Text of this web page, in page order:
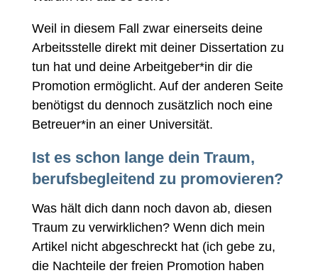
Weil in diesem Fall zwar einerseits deine
Arbeitsstelle direkt mit deiner Dissertation zu
tun hat und deine Arbeitgeber*in dir die
Promotion ermöglicht. Auf der anderen Seite
benötigst du dennoch zusätzlich noch eine
Betreuer*in an einer Universität.
Ist es schon lange dein Traum,
berufsbegleitend zu promovieren?
Was hält dich dann noch davon ab, diesen
Traum zu verwirklichen? Wenn dich mein
Artikel nicht abgeschreckt hat (ich gebe zu,
die Nachteile der freien Promotion haben